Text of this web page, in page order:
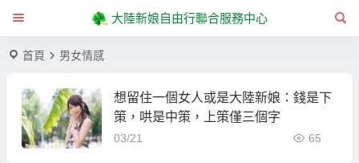
大陸新娘自由行聯合服務中心
首頁 男女情感
想留住一個女人或是大陸新娘：錢是下
策，哄是中策，上策僅三個字
03/21 65